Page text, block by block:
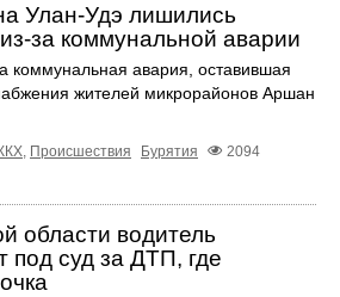
Улан-Удэ лишились
за коммунальной аварии
коммунальная авария, оставившая
жителей микрорайонов Аршан
, Происшествия Бурятия
2094
области водитель
под суд за ДТП, где